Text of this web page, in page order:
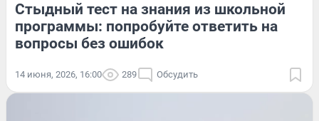
Стыдный тест на знания из школьной
программы: попробуйте ответить на
вопросы без ошибок
14 июня, 2026, 16:00 289 Обсудить